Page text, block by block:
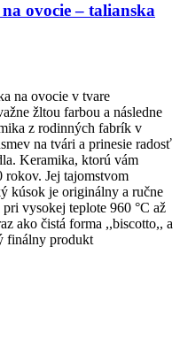
ovocie – talianska
na ovocie v tvare
žltou farbou a následne
z rodinných fabrík v
na tvári a prinesie radosť
Keramika, ktorú vám
rokov. Jej tajomstvom
kúsok je originálny a ručne
vysokej teplote 960 °C až
ako čistá forma ,,biscotto,, a
finálny produkt